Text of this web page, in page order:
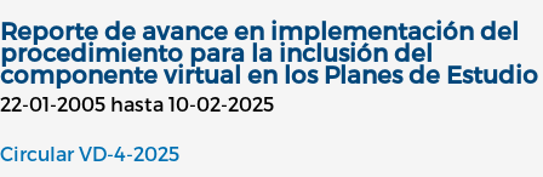
Reporte de avance en implementación del
procedimiento para la inclusión del
componente virtual en los Planes de Estudio
22-01-2005 hasta 10-02-2025
Circular VD-4-2025